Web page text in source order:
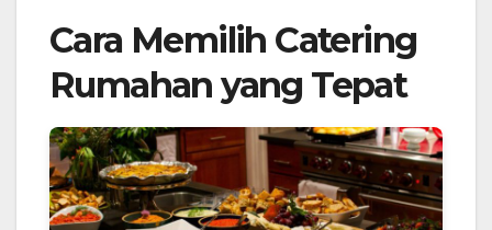
Cara Memilih Catering
Rumahan yang Tepat